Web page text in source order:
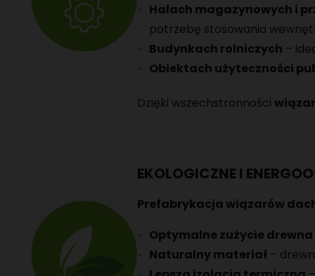
Halach magazynowych i
potrzebę stosowania
Budynkach rolniczych –
Obiektach użyteczności
Dzięki wszechstronności
EKOLOGICZNE I
Prefabrykacja wiązarów
Optymalne zużycie drewna
Naturalny materiał –